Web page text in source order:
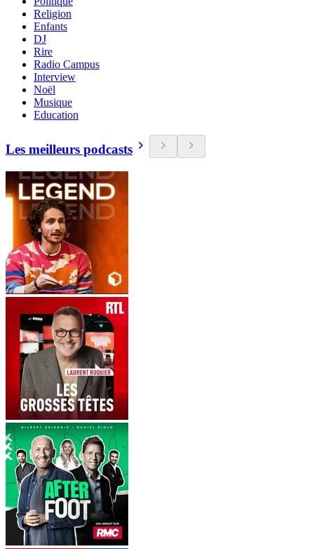
Religion
Enfants
DJ
Rire
Radio Campus
Interview
Noël
Musique
Education
Les meilleurs podcasts